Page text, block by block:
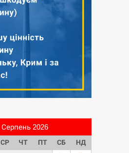
Серпень 2026
СР ЧТ ПТ СБ НД